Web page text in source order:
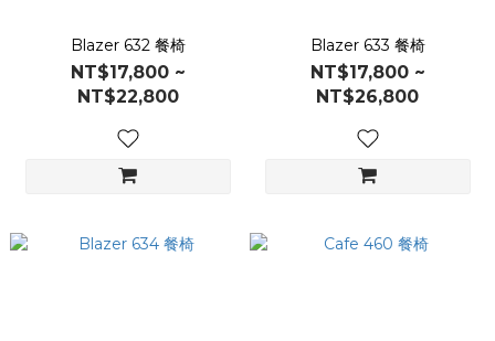
Blazer 632 餐椅
NT$17,800 ~
NT$22,800
Blazer 633 餐椅
NT$17,800 ~
NT$26,800